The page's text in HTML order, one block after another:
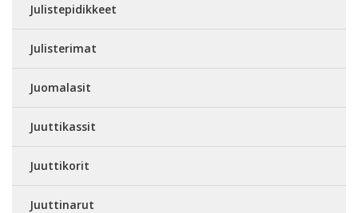
Julistepidikkeet
Julisterimat
Juomalasit
Juuttikassit
Juuttikorit
Juuttinarut